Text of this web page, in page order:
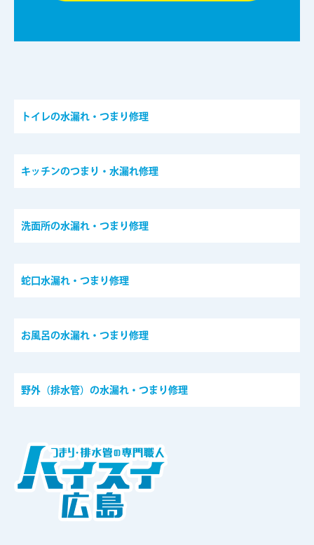
トイレの水漏れ・つまり修理
キッチンのつまり・水漏れ修理
洗面所の水漏れ・つまり修理
蛇口水漏れ・つまり修理
お風呂の水漏れ・つまり修理
野外（排水管）の水漏れ・つまり修理